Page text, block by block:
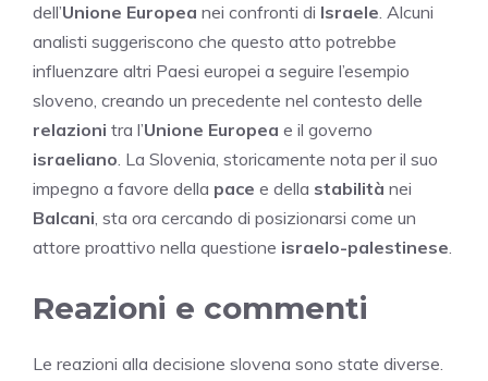
dell’Unione Europea nei confronti di Israele. Alcuni
analisti suggeriscono che questo atto potrebbe
influenzare altri Paesi europei a seguire l’esempio
sloveno, creando un precedente nel contesto delle
relazioni tra l’Unione Europea e il governo
israeliano. La Slovenia, storicamente nota per il suo
impegno a favore della pace e della stabilità nei
Balcani, sta ora cercando di posizionarsi come un
attore proattivo nella questione israelo-palestinese.
Reazioni e commenti
Le reazioni alla decisione slovena sono state diverse.